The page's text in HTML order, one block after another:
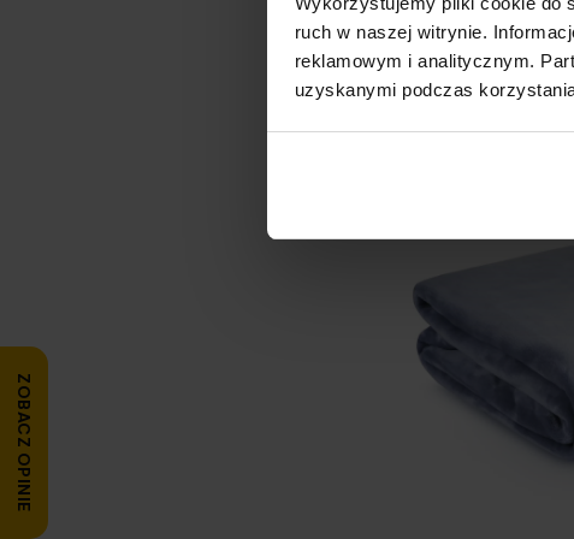
ruch w naszej witrynie.
reklamowym i analitycznym.
uzyskanymi podczas
915,20 zł
Dodaj
-20% przy zakupach
ZOBACZ OPINIE